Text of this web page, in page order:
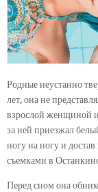
Родные неустанно
лет, она не
взрослой женщиной и
за ней приезжал
ногу на ногу и
съемками в
Перед сном она